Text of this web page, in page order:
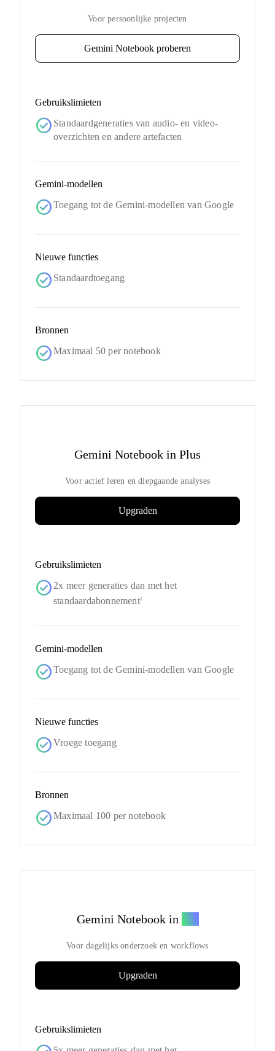
Voor persoonlijke projecten
Gemini Notebook proberen
Gebruikslimieten
check_circle Standaardgeneraties van audio- en video-
overzichten en andere artefacten
Gemini-modellen
check_circleToegang tot de Gemini-modellen van Google
Nieuwe functies
check_circle Standaardtoegang
Bronnen
check_circleMaximaal 50 per notebook
Gemini Notebook in Plus
Voor actief leren en diepgaande analyses
Upgraden
Gebruikslimieten
check_circle 2x meer generaties dan met het
standaardabonnement1
Gemini-modellen
check_circleToegang tot de Gemini-modellen van Google
Nieuwe functies
check_circleVroege toegang
Bronnen
check_circleMaximaal 100 per notebook
Gemini Notebook in
Voor dagelijks onderzoek en workflows
Upgraden
Gebruikslimieten